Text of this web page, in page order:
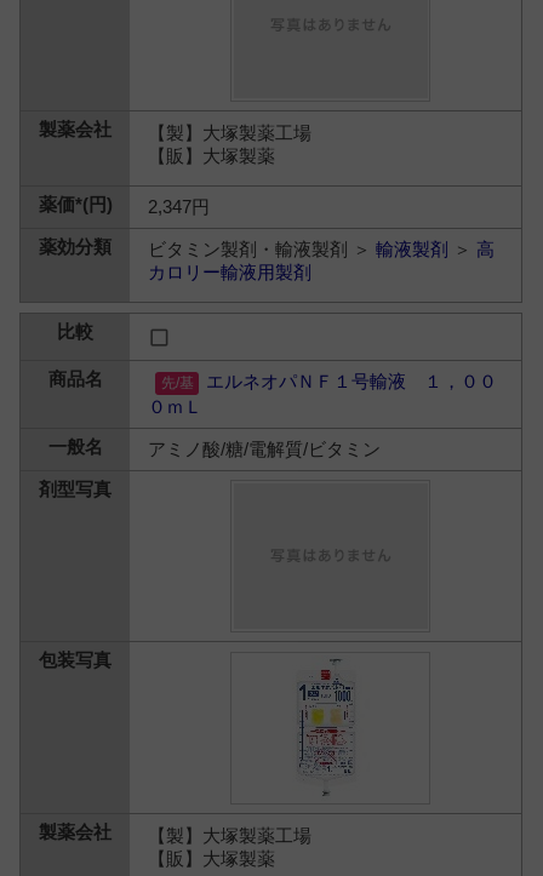
【製】大塚製薬工場
【販】大塚製薬
2,347円
ビタミン製剤・輸液製剤 ＞輸液製剤 ＞ 高
カロリー輸液用製剤
エルネオパＮＦ１号輸液 １，００
０ｍＬ
アミノ酸/糖/電解質/ビタミン
【製】大塚製薬工場
【販】大塚製薬